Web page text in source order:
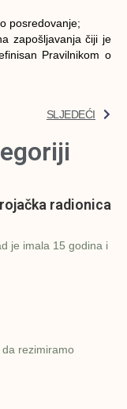
posredovanje;
zapošljavanja čiji je
Pravilnikom o
SLJEDEĆI
radionica
je imala 15 godina i
rezimiramo